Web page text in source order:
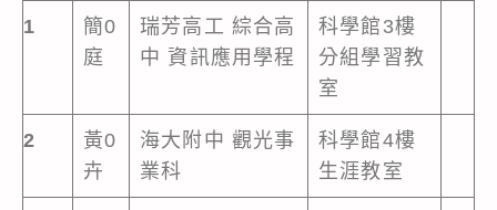
1
簡0
庭
瑞芳高工 綜合高
中 資訊應用學程
科學館3樓
分組學習教
室
2
黃0
卉
海大附中 觀光事
業科
科學館4樓
生涯教室